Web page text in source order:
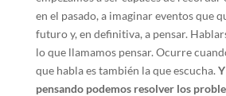
en el pasado, a imaginar eventos que
futuro y, en definitiva, a pensar.
lo que llamamos pensar. Ocurre
que habla es también la que escucha.
pensando podemos resolver los